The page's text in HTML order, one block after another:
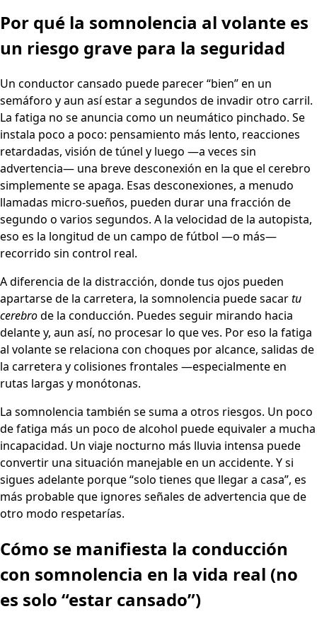
Por qué la somnolencia al volante es
un riesgo grave para la seguridad
Un conductor cansado puede parecer “bien” en un
semáforo y aun así estar a segundos de invadir otro carril.
La fatiga no se anuncia como un neumático pinchado. Se
instala poco a poco: pensamiento más lento, reacciones
retardadas, visión de túnel y luego —a veces sin
advertencia— una breve desconexión en la que el cerebro
simplemente se apaga. Esas desconexiones, a menudo
llamadas micro-sueños, pueden durar una fracción de
segundo o varios segundos. A la velocidad de la autopista,
eso es la longitud de un campo de fútbol —o más—
recorrido sin control real.
A diferencia de la distracción, donde tus ojos pueden
apartarse de la carretera, la somnolencia puede sacartu
cerebrode la conducción. Puedes seguir mirando hacia
delante y, aun así, no procesar lo que ves. Por eso la fatiga
al volante se relaciona con choques por alcance, salidas de
la carretera y colisiones frontales —especialmente en
rutas largas y monótonas.
La somnolencia también se suma a otros riesgos. Un poco
de fatiga más un poco de alcohol puede equivaler a mucha
incapacidad. Un viaje nocturno más lluvia intensa puede
convertir una situación manejable en un accidente. Y si
sigues adelante porque “solo tienes que llegar a casa”, es
más probable que ignores señales de advertencia que de
otro modo respetarías.
Cómo se manifiesta la conducción
con somnolencia en la vida real (no
es solo “estar cansado”)